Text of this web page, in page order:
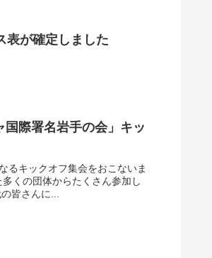
表が確定しました
際署名岩手の会」キッ
るキックオフ集会をおこないま
くの団体からたくさん参加し
皆さんに...